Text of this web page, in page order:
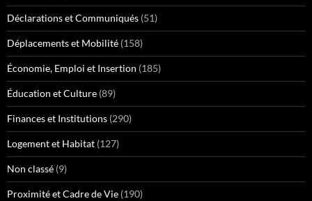
Déclarations et Communiqués (51)
Déplacements et Mobilité (158)
Économie, Emploi et Insertion (185)
Éducation et Culture (89)
Finances et Institutions (290)
Logement et Habitat (127)
Non classé (9)
Proximité et Cadre de Vie (190)